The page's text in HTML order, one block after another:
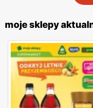
moje sklepy